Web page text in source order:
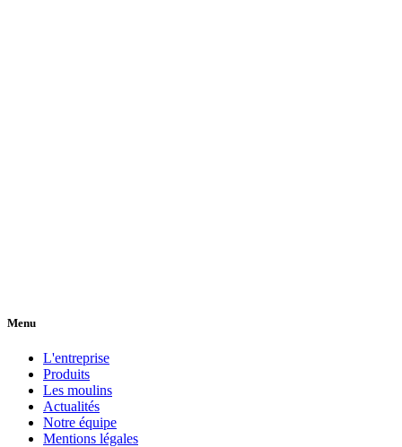
Menu
L'entreprise
Produits
Les moulins
Actualités
Notre équipe
Mentions légales